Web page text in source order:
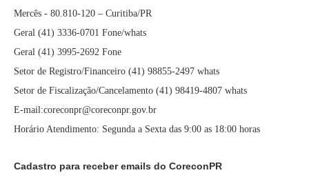
Mercês - 80.810-120 – Curitiba/PR
Geral (41) 3336-0701 Fone/whats
Geral (41) 3995-2692 Fone
Setor de Registro/Financeiro (41) 98855-2497 whats
Setor de Fiscalização/Cancelamento (41) 98419-4807 whats
E-mail:coreconpr@coreconpr.gov.br
Horário Atendimento: Segunda a Sexta das 9:00 as 18:00 horas
Cadastro para receber emails do CoreconPR